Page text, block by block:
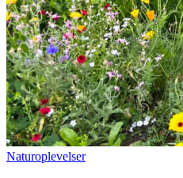
Naturoplevelser